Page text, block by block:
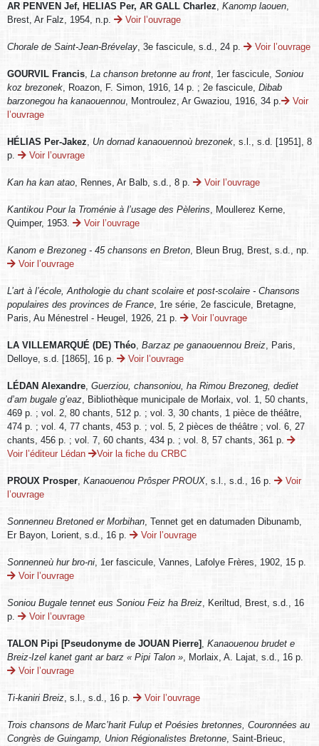
AR PENVEN Jef, HELIAS Per, AR GALL Charlez, Kanomp laouen,
Brest, Ar Falz, 1954, n.p.
Voir l’ouvrage
Chorale de Saint-Jean-Brévelay, 3e fascicule, s.d., 24 p. Voir l’ouvrage
GOURVIL Francis, La chanson bretonne au front, 1er fascicule, Soniou
koz brezonek, Roazon, F. Simon, 1916, 14 p. ; 2e fascicule, Dibab
barzonegou ha kanaouennou, Montroulez, Ar Gwaziou, 1916, 34 p.
Voir
l’ouvrage
HÉLIAS Per-Jakez, Un dornad kanaouennoù brezonek, s.l., s.d. [1951], 8
p.
Voir l’ouvrage
Kan ha kan atao, Rennes, Ar Balb, s.d., 8 p. Voir l’ouvrage
Kantikou Pour la Troménie à l’usage des Pèlerins, Moullerez Kerne,
Quimper, 1953.
Voir l’ouvrage
Kanom e Brezoneg - 45 chansons en Breton, Bleun Brug, Brest, s.d., np.
Voir l’ouvrage
L’art à l’école, Anthologie du chant scolaire et post-scolaire - Chansons
populaires des provinces de France, 1re série, 2e fascicule, Bretagne,
Paris, Au Ménestrel - Heugel, 1926, 21 p.
Voir l’ouvrage
LA VILLEMARQUÉ (DE) Théo, Barzaz pe ganaouennou Breiz, Paris,
Delloye, s.d. [1865], 16 p.
Voir l’ouvrage
LÉDAN Alexandre, Guerziou, chansoniou, ha Rimou Brezoneg, dediet
d’am bugale g’eaz, Bibliothèque municipale de Morlaix, vol. 1, 50 chants,
469 p. ; vol. 2, 80 chants, 512 p. ; vol. 3, 30 chants, 1 pièce de théâtre,
474 p. ; vol. 4, 77 chants, 453 p. ; vol. 5, 2 pièces de théâtre ; vol. 6, 27
chants, 456 p. ; vol. 7, 60 chants, 434 p. ; vol. 8, 57 chants, 361 p.
Voir l’éditeur Lédan
Voir la fiche du CRBC
PROUX Prosper, Kanaouenou Prôsper PROUX, s.l., s.d., 16 p.
Voir
l’ouvrage
Sonnenneu Bretoned er Morbihan, Tennet get en datumaden Dibunamb,
Er Bayon, Lorient, s.d., 16 p.
Voir l’ouvrage
Sonnenneù hur bro-ni, 1er fascicule, Vannes, Lafolye Frères, 1902, 15 p.
Voir l’ouvrage
Soniou Bugale tennet eus Soniou Feiz ha Breiz, Keriltud, Brest, s.d., 16
p.
Voir l’ouvrage
TALON Pipi [Pseudonyme de JOUAN Pierre] , Kanaouenou brudet e
Breiz-Izel kanet gant ar barz « Pipi Talon », Morlaix, A. Lajat, s.d., 16 p.
Voir l’ouvrage
Ti-kaniri Breiz, s.l., s.d., 16 p. Voir l’ouvrage
Trois chansons de Marc’harit Fulup et Poésies bretonnes, Couronnées au
Congrès de Guingamp, Union Régionalistes Bretonne, Saint-Brieuc,